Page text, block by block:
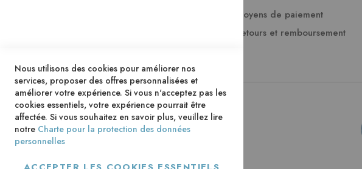
Moyens de paiement
Retours et remboursement
Nous utilisons des cookies pour améliorer nos
services, proposer des offres personnalisées et
améliorer votre expérience. Si vous n'acceptez pas les
cookies essentiels, votre expérience pourrait être
affectée. Si vous souhaitez en savoir plus, veuillez lire
notre Charte pour la protection des données
personnelles